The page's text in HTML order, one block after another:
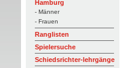
Hamburg
- Männer
- Frauen
Ranglisten
Spielersuche
Schiedsrichter-lehrgänge